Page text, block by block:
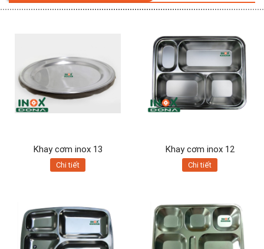
Khay cơm inox 13
Chi tiết
Khay cơm inox 12
Chi tiết